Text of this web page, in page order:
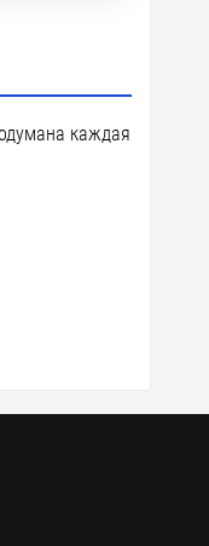
каждая